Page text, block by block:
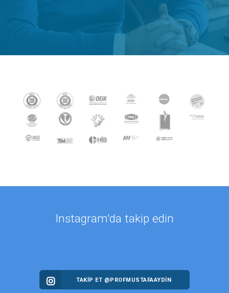
Instagram'da takip edin
TAKİP ET @PROFMUSTAFAAYDIN